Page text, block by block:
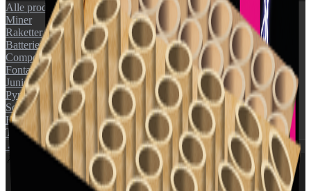
Alle produkter
Miner
Raketter
Batterier
Compounds
Fontæner
Junior
Pyroshow
Sortimenter
Helårs artikler (F1)
Tilbehør
← Tilbage til katalog
🎆